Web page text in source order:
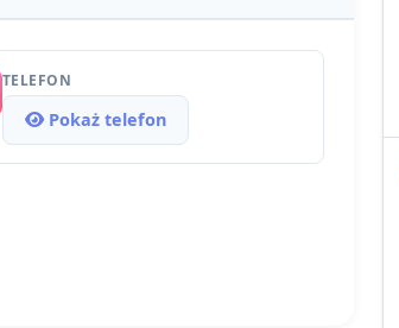
TELEFON
Pokaż telefon